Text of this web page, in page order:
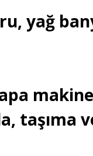
yağ
taşıma